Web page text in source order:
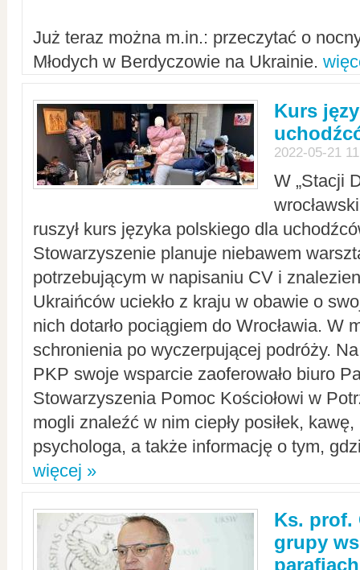
Już teraz można m.in.: przeczytać o
Młodych w Berdyczowie na Ukrainie.
Kurs
2022-05-21
W „Stacji
ruszył kurs języka polskiego dla
Stowarzyszenie planuje niebawem
potrzebującym w napisaniu CV i
Ukraińców uciekło z kraju w obawie o
nich dotarło pociągiem do Wrocławia. W
schronienia po wyczerpującej podróży.
PKP swoje wsparcie zaoferowało biuro
Stowarzyszenia Pomoc Kościołowi w
mogli znaleźć w nim ciepły posiłek,
psychologa, a także informację o tym,
więcej »
Ks. prof.
grupy
parafiach